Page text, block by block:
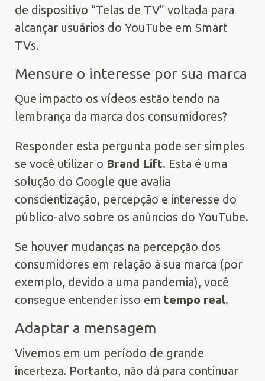
de dispositivo “Telas de TV” voltada para
alcançar usuários do YouTube em Smart
TVs.
Mensure o interesse por sua marca
Que impacto os vídeos estão tendo na
lembrança da marca dos consumidores?
Responder esta pergunta pode ser simples
se você utilizar o Brand Lift. Esta é uma
solução do Google que avalia
conscientização, percepção e interesse do
público-alvo sobre os anúncios do YouTube.
Se houver mudanças na percepção dos
consumidores em relação à sua marca (por
exemplo, devido a uma pandemia), você
consegue entender isso em tempo real.
Adaptar a mensagem
Vivemos em um período de grande
incerteza. Portanto, não dá para continuar